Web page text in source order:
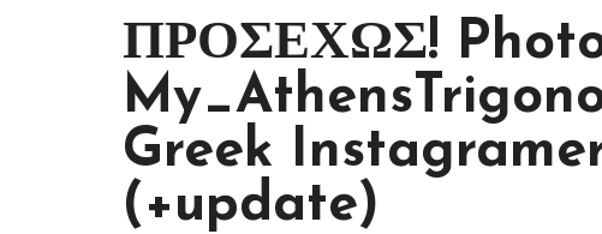
ΠΡΟΣΕΧΩΣ!
Greek
(+update)